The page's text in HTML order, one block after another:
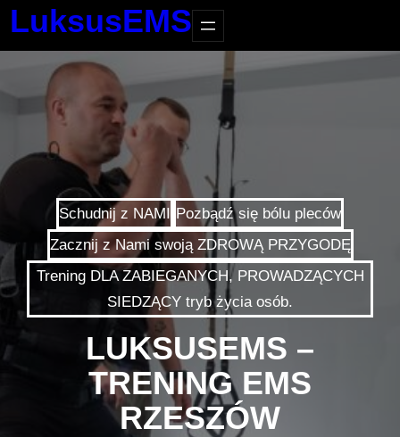
LuksusEMS
Schudnij z NAMI Pozbądź się bólu pleców
Zacznij z Nami swoją ZDROWĄ PRZYGODĘ
Trening DLA ZABIEGANYCH, PROWADZĄCYCH
SIEDZĄCY tryb życia osób.
LUKSUSEMS –
TRENING EMS
RZESZÓW